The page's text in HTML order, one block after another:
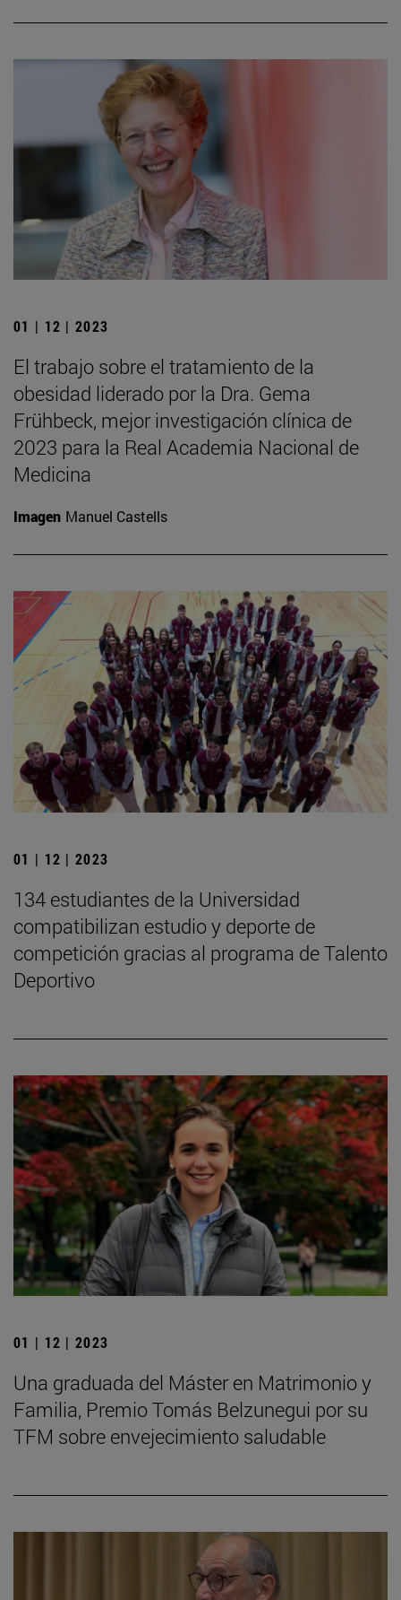
01 | 12 | 2023
El trabajo sobre el tratamiento de la
obesidad liderado por la Dra. Gema
Frühbeck, mejor investigación clínica de
2023 para la Real Academia Nacional de
Medicina
Imagen Manuel Castells
01 | 12 | 2023
134 estudiantes de la Universidad
compatibilizan estudio y deporte de
competición gracias al programa de Talento
Deportivo
01 | 12 | 2023
Una graduada del Máster en Matrimonio y
Familia, Premio Tomás Belzunegui por su
TFM sobre envejecimiento saludable